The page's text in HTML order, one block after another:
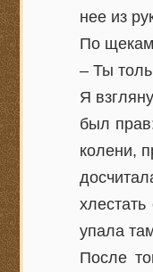
нее из
По щекам
– Ты
Я
был
колени,
упала
После